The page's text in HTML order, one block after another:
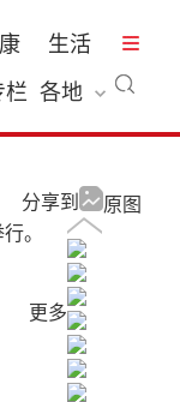
生活
栏 各地
原图
分享到
。
更多